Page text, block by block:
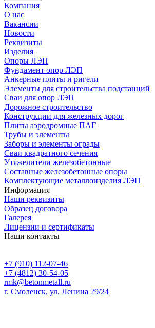
Компания
О нас
Вакансии
Новости
Реквизиты
Изделия
Опоры ЛЭП
Фундамент опор ЛЭП
Анкерные плиты и ригели
Элементы для строительства подстанций
Сваи для опор ЛЭП
Дорожное строительство
Конструкции для железных дорог
Плиты аэродромные ПАГ
Трубы и элементы
Заборы и элементы ограды
Сваи квадратного сечения
Утяжелители железобетонные
Составные железобетонные опоры
Комплектующие металлоизделия ЛЭП
Информация
Наши реквизиты
Образец договора
Галерея
Лицензии и сертификаты
Наши контакты
+7 (910) 112-07-46
+7 (4812) 30-54-05
rmk@betonmetall.ru
г. Смоленск, ул. Ленина 29/24